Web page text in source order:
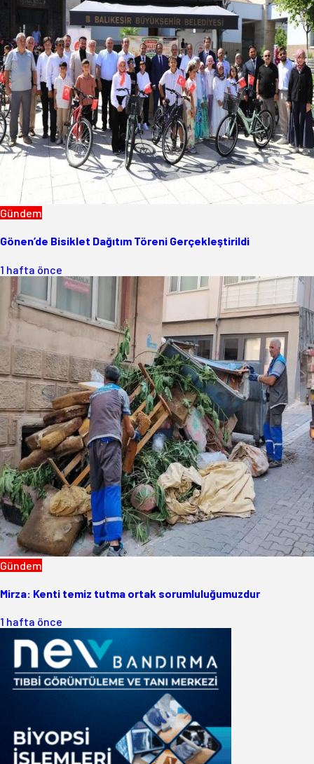
Gündem
Gönen’de Bisiklet Dağıtım Töreni Gerçekleştirildi
1 hafta önce
Gündem
Mirza: Kenti temiz tutma ortak sorumluluğumuzdur
1 hafta önce